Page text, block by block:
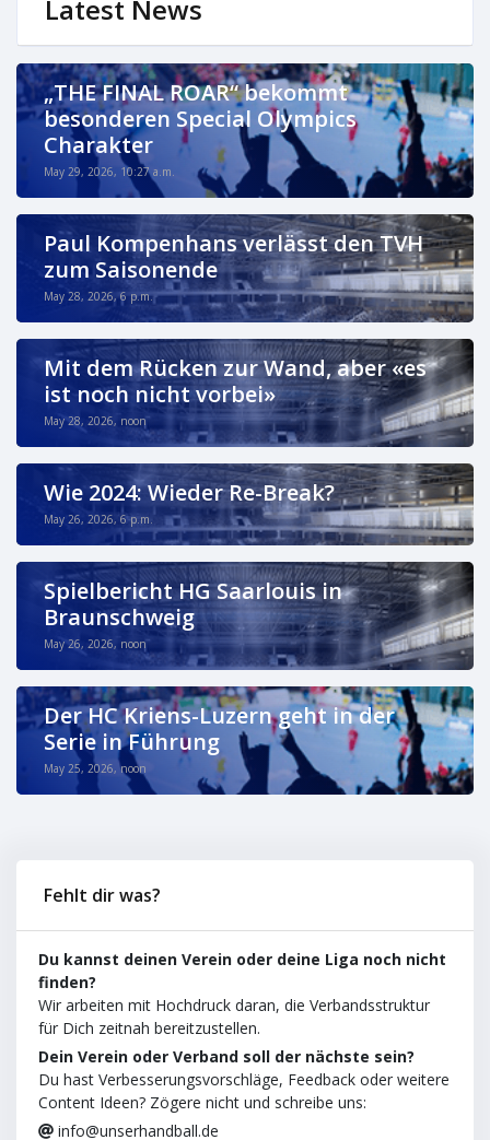
Latest News
„THE FINAL ROAR“ bekommt
besonderen Special Olympics
Charakter
May 29, 2026, 10:27 a.m.
Paul Kompenhans verlässt den TVH
zum Saisonende
May 28, 2026, 6 p.m.
Mit dem Rücken zur Wand, aber «es
ist noch nicht vorbei»
May 28, 2026, noon
Wie 2024: Wieder Re-Break?
May 26, 2026, 6 p.m.
Spielbericht HG Saarlouis in
Braunschweig
May 26, 2026, noon
Der HC Kriens-Luzern geht in der
Serie in Führung
May 25, 2026, noon
Fehlt dir was?
Du kannst deinen Verein oder deine Liga noch nicht
finden?
Wir arbeiten mit Hochdruck daran, die Verbandsstruktur
für Dich zeitnah bereitzustellen.
Dein Verein oder Verband soll der nächste sein?
Du hast Verbesserungsvorschläge, Feedback oder weitere
Content Ideen? Zögere nicht und schreibe uns:
info@unserhandball.de